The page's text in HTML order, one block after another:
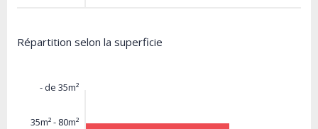
Répartition selon la superficie
- de 35m²
35m² - 80m²